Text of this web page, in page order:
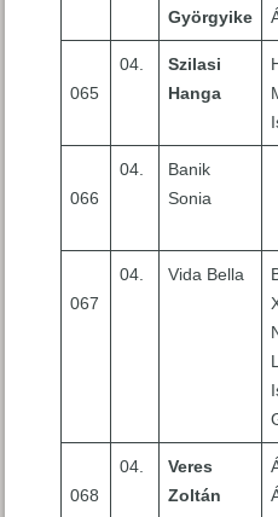
Györgyike
065
04.
Szilasi
Hanga
066
04.
Banik
Sonia
067
04. Vida Bella
068
04.
Veres
Zoltán